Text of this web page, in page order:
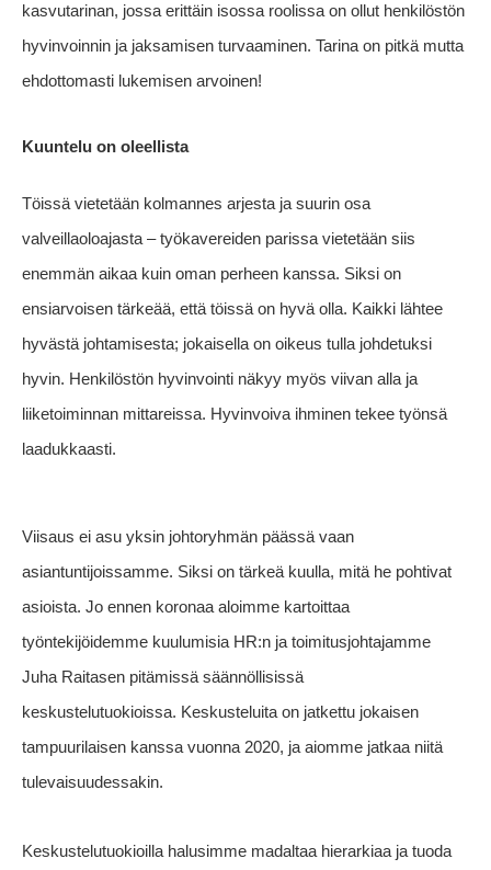
kasvutarinan, jossa erittäin isossa roolissa on ollut henkilöstön
hyvinvoinnin ja jaksamisen turvaaminen. Tarina on pitkä mutta
ehdottomasti lukemisen arvoinen!
Kuuntelu on oleellista
Töissä vietetään kolmannes arjesta ja suurin osa
valveillaoloajasta – työkavereiden parissa vietetään siis
enemmän aikaa kuin oman perheen kanssa. Siksi on
ensiarvoisen tärkeää, että töissä on hyvä olla. Kaikki lähtee
hyvästä johtamisesta; jokaisella on oikeus tulla johdetuksi
hyvin. Henkilöstön hyvinvointi näkyy myös viivan alla ja
liiketoiminnan mittareissa. Hyvinvoiva ihminen tekee työnsä
laadukkaasti.
Viisaus ei asu yksin johtoryhmän päässä vaan
asiantuntijoissamme. Siksi on tärkeä kuulla, mitä he pohtivat
asioista. Jo ennen koronaa aloimme kartoittaa
työntekijöidemme kuulumisia HR:n ja toimitusjohtajamme
Juha Raitasen pitämissä säännöllisissä
keskustelutuokioissa. Keskusteluita on jatkettu jokaisen
tampuurilaisen kanssa vuonna 2020, ja aiomme jatkaa niitä
tulevaisuudessakin.
Keskustelutuokioilla halusimme madaltaa hierarkiaa ja tuoda